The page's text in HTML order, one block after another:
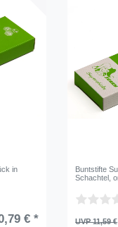
in
€ *
Buntstifte
Schachtel,
UVP 11,59 €